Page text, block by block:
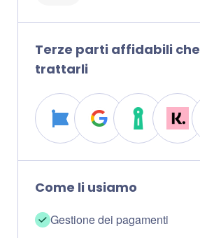
Terze parti affidabili
trattarli
Come li usiamo
Gestione dei pagamenti